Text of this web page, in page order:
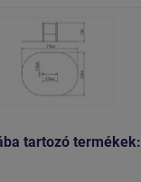
tartozó termékek: